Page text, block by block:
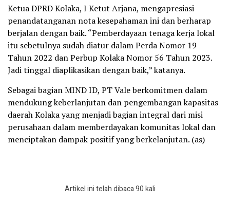
Ketua DPRD Kolaka, I Ketut Arjana, mengapresiasi
penandatanganan nota kesepahaman ini dan berharap
berjalan dengan baik. “Pemberdayaan tenaga kerja lokal
itu sebetulnya sudah diatur dalam Perda Nomor 19
Tahun 2022 dan Perbup Kolaka Nomor 56 Tahun 2023.
Jadi tinggal diaplikasikan dengan baik,” katanya.
Sebagai bagian MIND ID, PT Vale berkomitmen dalam
mendukung keberlanjutan dan pengembangan kapasitas
daerah Kolaka yang menjadi bagian integral dari misi
perusahaan dalam memberdayakan komunitas lokal dan
menciptakan dampak positif yang berkelanjutan. (as)
Artikel ini telah dibaca 90 kali